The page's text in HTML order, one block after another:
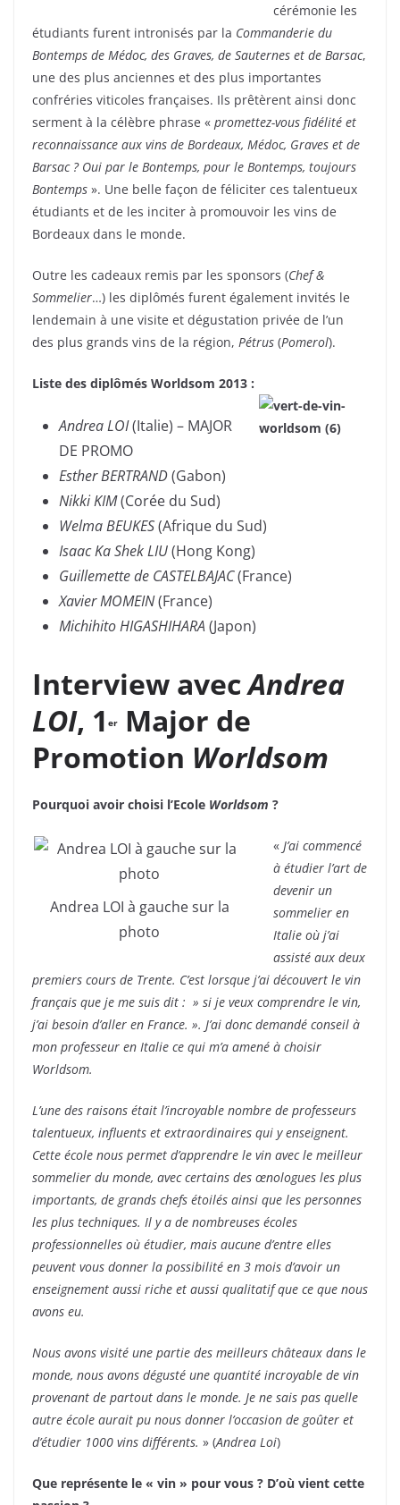
cérémonie les
étudiants furent intronisés par la Commanderie du
Bontemps de Médoc, des Graves, de Sauternes et de Barsac,
une des plus anciennes et des plus importantes
confréries viticoles françaises. Ils prêtèrent ainsi donc
serment à la célèbre phrase « promettez-vous fidélité et
reconnaissance aux vins de Bordeaux, Médoc, Graves et de
Barsac ? Oui par le Bontemps, pour le Bontemps, toujours
Bontemps ». Une belle façon de féliciter ces talentueux
étudiants et de les inciter à promouvoir les vins de
Bordeaux dans le monde.
Outre les cadeaux remis par les sponsors (Chef &
Sommelier…) les diplômés furent également invités le
lendemain à une visite et dégustation privée de l’un
des plus grands vins de la région, Pétrus (Pomerol).
Liste des diplômés Worldsom 2013 :
Andrea LOI(Italie) – MAJOR
DE PROMO
Esther BERTRAND(Gabon)
Nikki KIM(Corée du Sud)
Welma BEUKES(Afrique du Sud)
Isaac Ka Shek LIU(Hong Kong)
Guillemette de CASTELBAJAC(France)
Xavier MOMEIN(France)
Michihito HIGASHIHARA(Japon)
Interview avecAndrea
LOI, 1 er
Major de
Promotion Worldsom
Pourquoi avoir choisi l’Ecole Worldsom ?
Andrea LOI à gauche sur la
photo
« J’ai commencé
à étudier l’art de
devenir un
sommelier en
Italie où j’ai
assisté aux deux
premiers cours de Trente. C’est lorsque j’ai découvert le vin
français que je me suis dit : » si je veux comprendre le vin,
j’ai besoin d’aller en France. ». J’ai donc demandé conseil à
mon professeur en Italie ce qui m’a amené à choisir
Worldsom.
L’une des raisons était l’incroyable nombre de professeurs
talentueux, influents et extraordinaires qui y enseignent.
Cette école nous permet d’apprendre le vin avec le meilleur
sommelier du monde, avec certains des œnologues les plus
importants, de grands chefs étoilés ainsi que les personnes
les plus techniques. Il y a de nombreuses écoles
professionnelles où étudier, mais aucune d’entre elles
peuvent vous donner la possibilité en 3 mois d’avoir un
enseignement aussi riche et aussi qualitatif que ce que nous
avons eu.
Nous avons visité une partie des meilleurs châteaux dans le
monde, nous avons dégusté une quantité incroyable de vin
provenant de partout dans le monde. Je ne sais pas quelle
autre école aurait pu nous donner l’occasion de goûter et
d’étudier 1000 vins différents. » (Andrea Loi)
Que représente le « vin » pour vous ? D’où vient cette